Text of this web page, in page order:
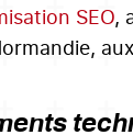
SEO,